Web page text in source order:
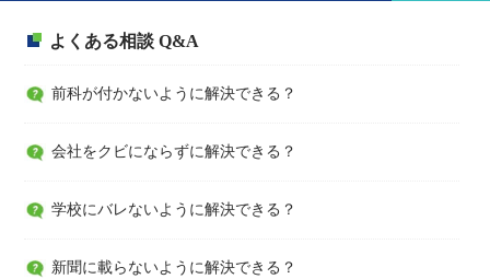
よくある相談 Q&A
前科が付かないように解決できる？
会社をクビにならずに解決できる？
学校にバレないように解決できる？
新聞に載らないように解決できる？